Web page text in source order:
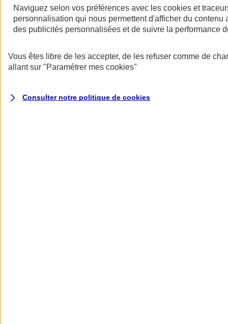
AXA Assurance
Naviguez selon vos préférences avec les cookies et
personnalisation qui nous permettent d'afficher du contenu
des publicités personnalisées et de suivre la performance
Vous êtes libre de les accepter, de les refuser comme de
allant sur "Paramétrer mes cookies"
Consulter notre politique de cookies